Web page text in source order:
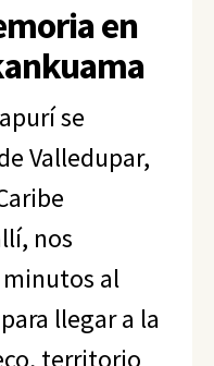
en
se
Valledupar,
nos
al
llegar a la
territorio